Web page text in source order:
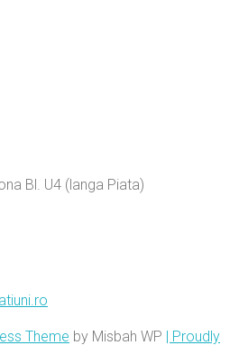
Bl. U4 (langa Piata)
Theme by Misbah WP
| Proudly